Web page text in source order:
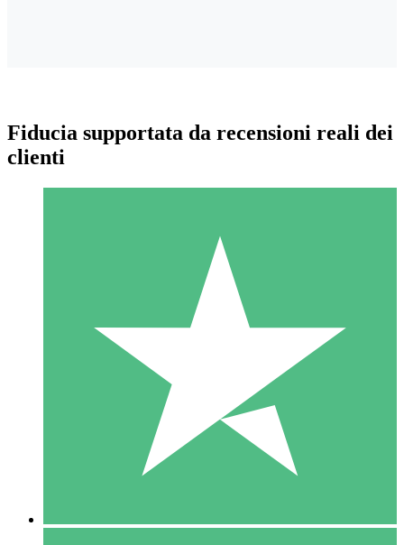
Pacchetti di Crediti Individuali
Paga a consumo con crediti di download. Nessun impegno
1 Download
10
US$1500
Fiducia supportata da recensioni reali dei
clienti